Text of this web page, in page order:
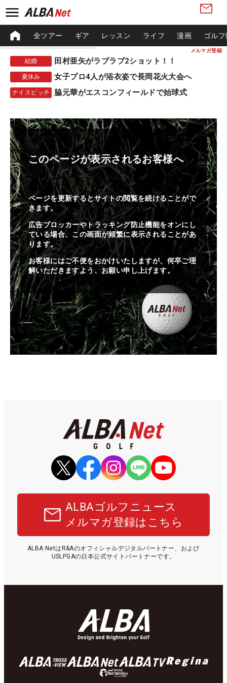
メルマガ登録
全ツアー ギア レッスン ライフ 漫画 ゴル
結婚 田村亜矢がラブラブ2ショット！！
夏休み 女子プロ4人が浴衣姿で長岡花火大会へ
ナイスピッチ 脇元華がエスコンフィールドで始球式
このページが表示されるお客様へ
ページを更新するとサイトの閲覧を続けることがで
きます。
広告ブロッカーやトラッキング防止機能をオンにし
ている場合、この画面が頻繁に表示されることがあ
ります。
お客様にはご不便をおかけいたしますが、何卒ご理
解いただきますよう、お願い申し上げます。
ALBAゴルフニュース
メルマガ登録はこちら
ALBA NetはR&Aのオフィシャルデジタルパートナー、および
USLPGAの日本公式サイトパートナーです。